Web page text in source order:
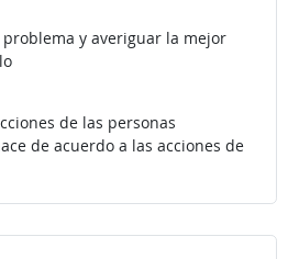
y averiguar la mejor
de las personas
de acuerdo a las acciones de